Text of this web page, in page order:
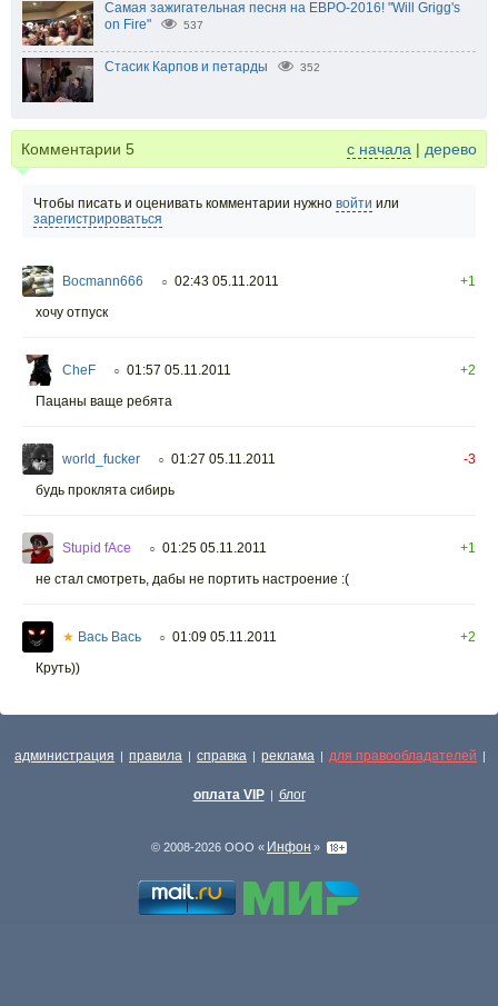
Самая зажигательная песня на ЕВРО-2016! "Will Grigg's
on Fire"
537
Стасик Карпов и петарды 352
Комментарии 5 с начала | дерево
Чтобы писать и оценивать комментарии нужно войти или
зарегистрироваться
Bocmann666 ○ 02:43 05.11.2011
+1
хочу отпуск
CheF ○ 01:57 05.11.2011
+2
Пацаны ваще ребята
world_fucker ○ 01:27 05.11.2011
-3
будь проклята сибирь
Stupid fAce ○ 01:25 05.11.2011
+1
не стал смотреть, дабы не портить настроение :(
★ Вась Вась ○ 01:09 05.11.2011
+2
Круть))
администрация | правила | справка | реклама | для правообладателей |
оплата VIP | блог
© 2008-2026 ООО « Инфон »